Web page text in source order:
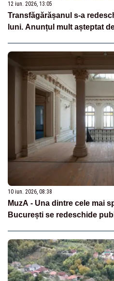
12 iun. 2026, 13:05
Transfăgărășanul s-a
luni. Anunțul mult așteptat
10 iun. 2026, 08:38
MuzA - Una dintre cele mai
București se redeschide